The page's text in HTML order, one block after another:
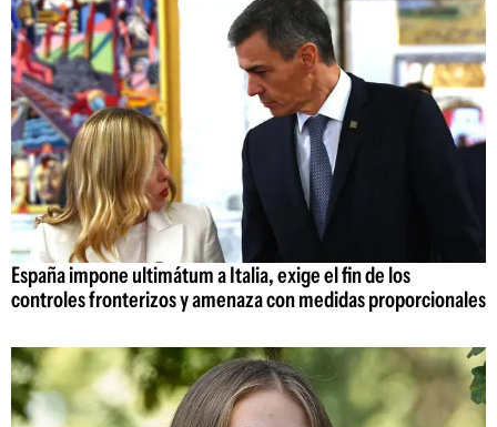
España impone ultimátum a Italia, exige el fin de los
controles fronterizos y amenaza con medidas proporcionales